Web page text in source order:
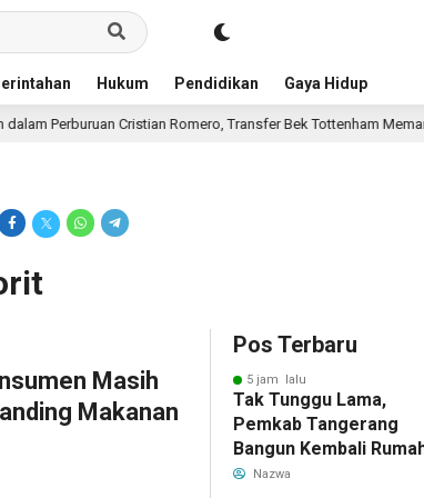
Hukum Pendidikan Gaya Hidup
Romero, Transfer Bek Tottenham Memanas 10 jam
Masih
Makanan
Pos Terbaru
5 jam lalu
Tak Tunggu Lama,
Pemkab Tangerang
Bangun Kembali
Warga yang Roboh
Nazwa